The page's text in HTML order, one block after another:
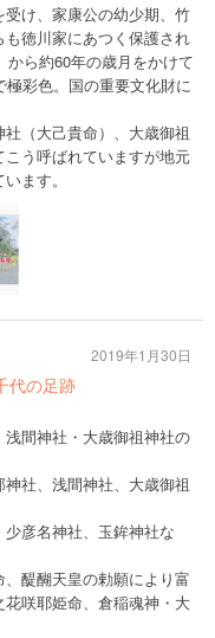
け、家康公の幼少期、竹
徳川家にあつく保護され
ら約60年の歳月をかけて
彩色。国の重要文化財に
（大己貴命）、大歳御祖
う呼ばれていますが地元
ます。
代の足跡
間神社・大歳御祖神社の
社、浅間神社、大歳御祖
彦名神社、玉鉾神社な
醍醐天皇の勅願により富
咲耶姫命、倉稲魂神・大
2019年1月30日